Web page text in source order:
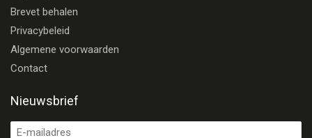
Brevet behalen
Privacybeleid
Algemene voorwaarden
Contact
Nieuwsbrief